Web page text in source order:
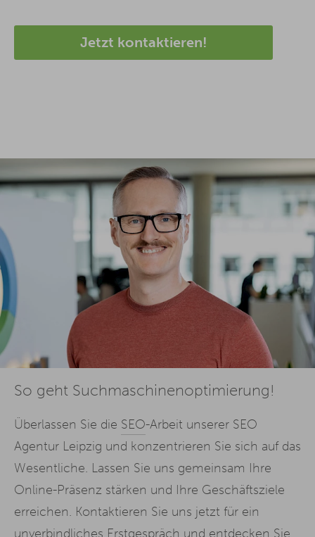
Jetzt kontaktieren!
So geht Suchmaschinenoptimierung!
Überlassen Sie die SEO-Arbeit unserer SEO
Agentur Leipzig und konzentrieren Sie sich auf das
Wesentliche. Lassen Sie uns gemeinsam Ihre
Online-Präsenz stärken und Ihre Geschäftsziele
erreichen. Kontaktieren Sie uns jetzt für ein
unverbindliches Erstgespräch und entdecken Sie